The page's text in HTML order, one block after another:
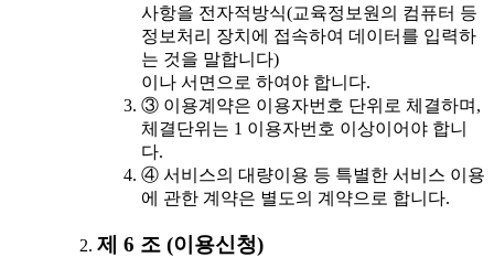
사항을 전자적방식(교육정보원의 컴퓨터 등
정보처리 장치에 접속하여 데이터를 입력하
는 것을 말합니다)
이나 서면으로 하여야 합니다.
③ 이용계약은 이용자번호 단위로 체결하며,
체결단위는 1 이용자번호 이상이어야 합니
다.
④ 서비스의 대량이용 등 특별한 서비스 이용
에 관한 계약은 별도의 계약으로 합니다.
제 6 조 (이용신청)